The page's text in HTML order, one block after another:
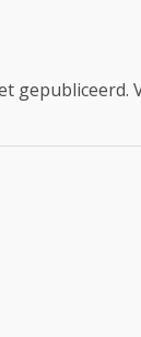
gepubliceerd.